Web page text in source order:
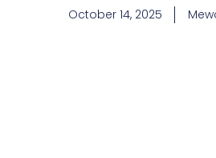
October 14, 2025